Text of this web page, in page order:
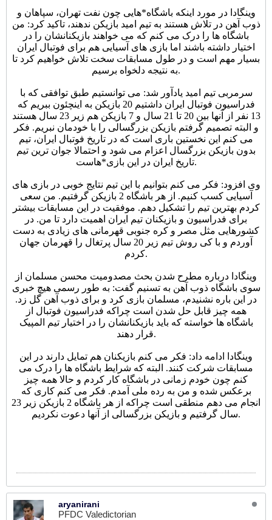
وینگادا در مورد اینکه باشگاه*هایی چون نفت تهران، سپاهان و
ذوب آهن در تلاش هستند به تیم امید بازیکن ندهند، تاکید کرد: من
باشگاه ها را درک می کنم که می خواهند بازیکنانشان را در
اختیار داشته باشند اما بازی های آسیایی هم برای فوتبال ایران
بسیار مهم است و در طول مسابقات سخت تلاش خواهیم کرد تا
به نتیجه دلخواه برسیم.
سرمربی تیم امید یادآور شد: می توانستیم طبق توافقی که با
فدراسیون فوتبال ایران داشتیم 20 بازیکن به اینچئون ببریم که
13 نفر از آنها بین 20 تا 21 سال و 7 بازیکن هم زیر 23 سال هستند
و البته تصمیم گرفتم بازیکن بزرگسالی را با خودمان نبریم. فکر
می کنم این نخستین باری است که در تاریخ فوتبال ایران، تیم
بدون بازیکن بزرگسال اعزام می شود و احتمالا جوان ترین تیم
تاریخ ایران در این بازی*هاست.
وی افزود: فکر می کنم بتوانیم با این تیم نتایج خوبی در بازی های
آسیایی کسب کنیم. از هر باشگاه 2 بازیکن گرفتیم. من سعی
کردم بهترین تیم را تشکیل دهم. موفقیت در این مسابقات بیشتر
برای فدراسیون و بازیکنان تیم ایران اهمیت دارد تا من. در
کشورهایی مثل مصر و کره جنوبی قهرمانی های زیادی به دست
آوردم و با کی روش تیم زیر 20 سال پرتغال را قهرمان جهان
کردم.
وینگادا درباره مطرح شدن بحث مصدومیت محسن مسلمان از
سوی باشگاه ذوب آهن به تسنیم گفت: به طور رسمی هیچ خبری
در این باره نشنیدم، مسلمان بازی کرد و برای ذوب آهن گل زد.
همه چیز قابل حل شدن است چراکه فدراسیون فوتبال از
باشگاه ها خواسته که باید بازیکنانشان را در اختیار تیم المپیک
قرار دهند.
وینگادا ادامه داد: فکر می کنم بازیکنان هم تمایل دارند در این
مسابقات شرکت کنند. البته که شرایط باشگاه ها را درک می
کنم چون خودم زمانی در باشگاه کار کردم و حالا همه چیز
برعکس شده و من به رده ملی آمدم. فکر می کنم کاری که
انجام می دهم منطقی است چراکه از هر باشگاه 2 بازیکن زیر 23
سال گرفتیم و بازیکن بزرگسالی از آنها دعوت نکردیم.
aryanirani
PFDC Valedictorian